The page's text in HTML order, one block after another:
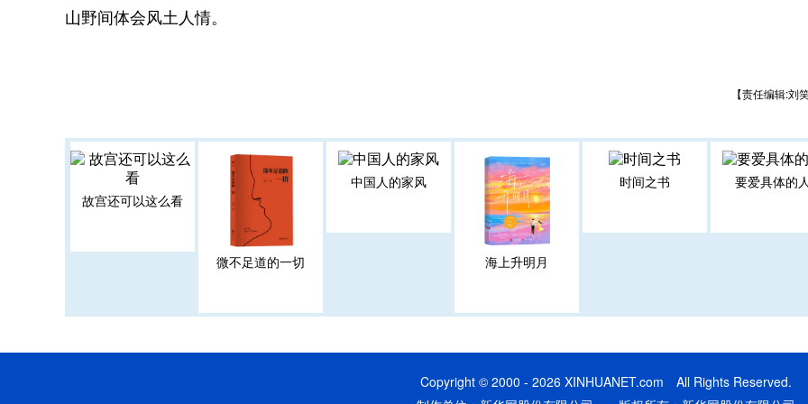
山野间体会风土人情。
【责任编辑:刘
故宫还可以这么看
微不足道的一切
中国人的家风
海上升明月
时间之书 要爱具体的人
Copyright © 2000 - 2026 XINHUANET.com All Rights Reserved.